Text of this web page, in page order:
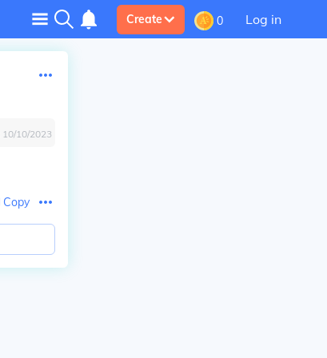
Create 0 Log in
10/10/2023
Copy